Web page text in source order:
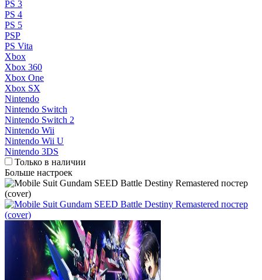
PS 3
PS 4
PS 5
PSP
PS Vita
Xbox
Xbox 360
Xbox One
Xbox SX
Nintendo
Nintendo Switch
Nintendo Switch 2
Nintendo Wii
Nintendo Wii U
Nintendo 3DS
Только в наличии
Больше настроек